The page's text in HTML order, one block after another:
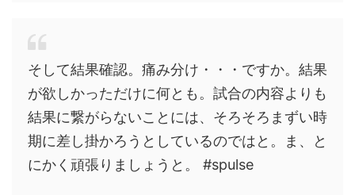
そして結果確認。痛み分け・・・ですか。結果
が欲しかっただけに何とも。試合の内容よりも
結果に繋がらないことには、そろそろまずい時
期に差し掛かろうとしているのではと。ま、と
にかく頑張りましょうと。 #spulse